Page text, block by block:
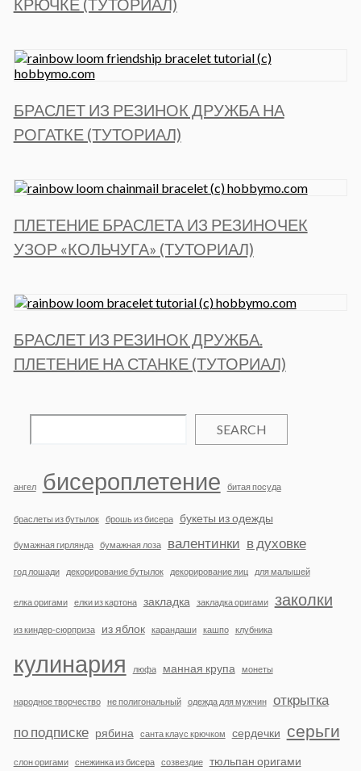
КРЮЧКЕ (ТУТОРИАЛ)
БРАСЛЕТ ИЗ РЕЗИНОК ДРУЖБА НА
РОГАТКЕ (ТУТОРИАЛ)
ПЛЕТЕНИЕ БРАСЛЕТА ИЗ РЕЗИНОЧЕК
УЗОР «КОЛЬЧУГА» (ТУТОРИАЛ)
БРАСЛЕТ ИЗ РЕЗИНОК ДРУЖБА.
ПЛЕТЕНИЕ НА СТАНКЕ (ТУТОРИАЛ)
SEARCH
ангел бисероплетение битая посуда
браслеты из бутылок брошь из бисера букеты из одежды
бумажная гирлянда бумажная лоза валентинки в духовке
год лошади декорирование бутылок декорирование яиц для малышей
елка оригами елки из картона закладка закладка оригами заколки
из киндер-сюрприза из яблок карандаши кашпо клубника
кулинария люфа манная крупа монеты
народное творчество не полигональный одежда для мужчин
открытка
по подписке рябина санта клаус крючком сердечки серьги
слон оригами снежинка из бисера созвездие тюльпан оригами